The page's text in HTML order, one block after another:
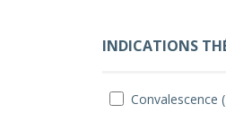
INDICATIONS
Convalescence